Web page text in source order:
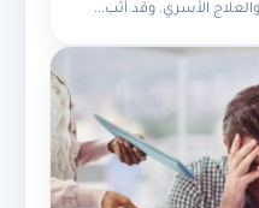
الأسري. وقد أثب...